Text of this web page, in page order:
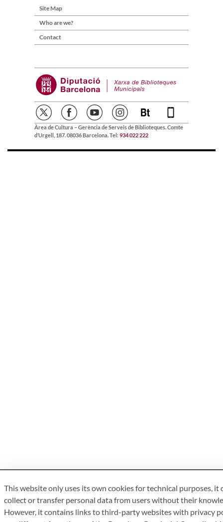
Site Map
Who are we?
Contact
Àrea de Cultura – Gerència de Serveis de Biblioteques. Comte
d’Urgell, 187. 08036 Barcelona. Tel:934 022 222
This website only uses its own cookies for technical purposes, it
collect or transfer personal data from users without their
However, it contains links to third-party websites with privacy